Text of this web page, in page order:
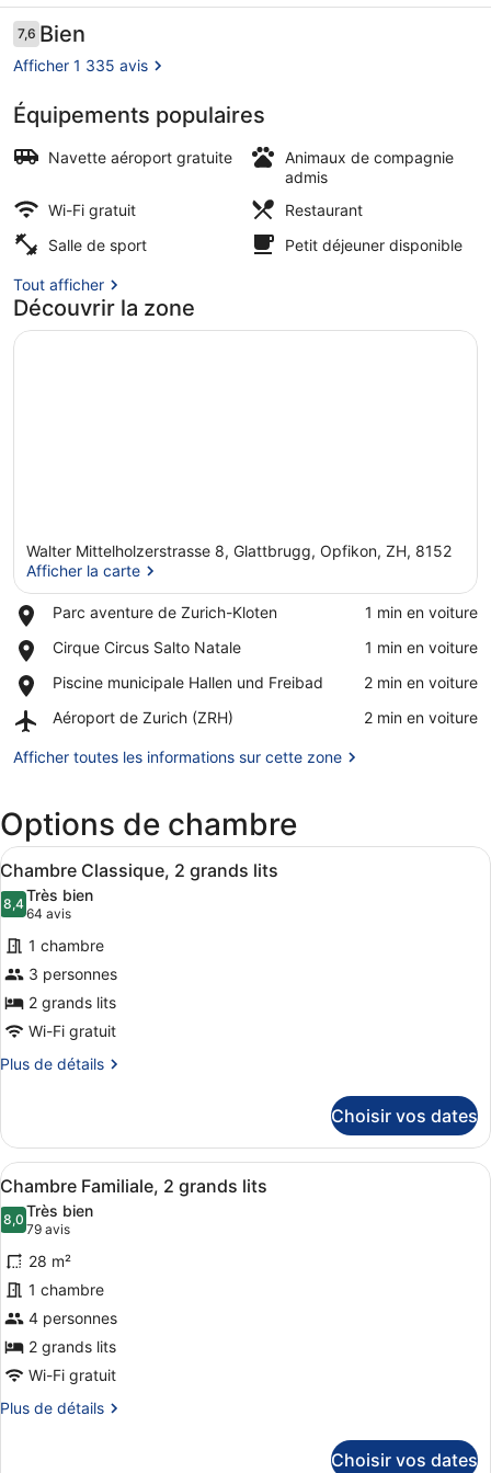
Airport
3 restaurants servant le petit
Avis
voyageurs
7,67,6 sur 10
Bien
Afficher 1 335 avis
Équipements populaires
Navette aéroport gratuite
Animaux de compagnie
admis
Wi-Fi gratuit
Restaurant
Salle de sport
Petit déjeuner disponible
Tout afficher
Découvrir la zone
Walter Mittelholzerstrasse 8, Glattbrugg, Opfikon, ZH, 8152
Afficher la carte
Parc aventure de Zurich-Kloten
Place,
aventure
Zurich-
Kloten
‪1 min en voiture‬
Cirque Circus Salto Natale
Place,
Circus
Natale
‪1 min en voiture‬
Piscine municipale Hallen und Freibad
Place,
municipale
und
‪2 min en voiture‬
Aéroport de Zurich (ZRH)
Airport,
de
‪2 min en voiture‬
Afficher toutes les informations sur cette zone
Options de chambre
Afficher
toutes
les
photos
pour
ce
type
de
chambre :
2
grands
lits
Une chambre d’hôtel avec un
4
Chambre Classique, 2 grands lits
8,48,4 sur 10
Très bien
64 avis
(64 avis)
1 chambre
3 personnes
2 grands lits
Wi-Fi gratuit
Plus de détails
Plus
le
type
de
chambre
Chambre
Classique,
grands
lits
Choisir vos dates
Afficher
toutes
les
photos
pour
ce
type
de
chambre :
Chambre
Une chambre d’hôtel avec un
6
Chambre Familiale, 2 grands lits
8,08,0 sur 10
Très bien
79 avis
(79 avis)
28 m²
1 chambre
4 personnes
2 grands lits
Wi-Fi gratuit
Plus de détails
Plus
Choisir vos dates